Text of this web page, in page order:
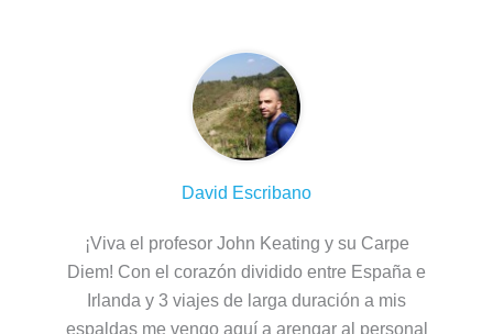
David Escribano
¡Viva el profesor John Keating y su Carpe
Diem! Con el corazón dividido entre España e
Irlanda y 3 viajes de larga duración a mis
espaldas me vengo aquí a arengar al personal